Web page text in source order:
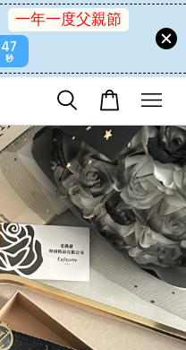
一年一度父親節
47
秒